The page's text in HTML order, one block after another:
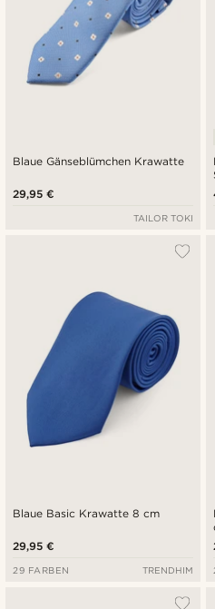
Blaue Gänseblümchen Krawatte
29,95 €
TAILOR TOKI
Blaue Basic Krawatte 8 cm
29,95 €
29 FARBEN TRENDHIM